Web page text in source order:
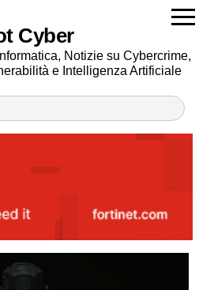
Cyber
Notizie su Cybercrime,
e Intelligenza Artificiale